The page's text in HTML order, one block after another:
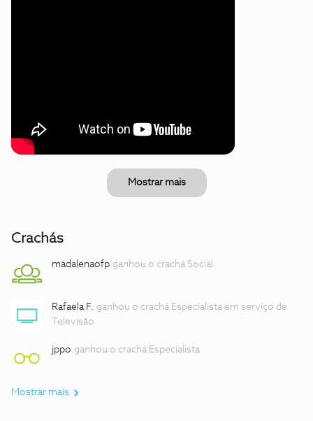
Mostrar mais
Crachás
madalenaofp ganhou o crachá Social
Rafaela F. ganhou o crachá Especialista em serviço de
Televisão
jppo ganhou o crachá Especialista
Mostrar mais